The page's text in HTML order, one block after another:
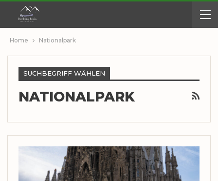
Home Nationalpark
SUCHBEGRIFF WÄHLEN
NATIONALPARK